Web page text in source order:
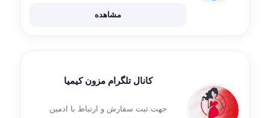
اولیه)😉 ادرس فروشگاه:خیابان عبادی،نبش
مشاهده
کانال تلگرام مزون کیمیا
جهت ثبت سفارش و ارتباط با ادمین